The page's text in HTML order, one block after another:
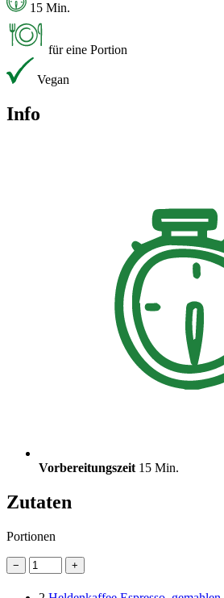
15 Min.
für eine Portion
Vegan
Info
Vorbereitungszeit 15 Min.
Zutaten
Portionen
− +